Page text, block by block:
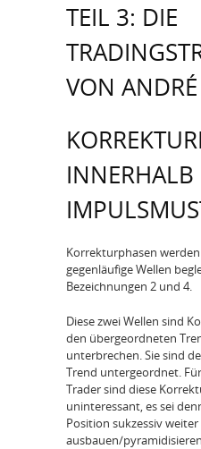
TEIL 3: DIE
VON ANDRÉ
INNERHALB
Korrekturphasen
gegenläufige Wellen
Bezeichnungen 2 und 4.
Diese zwei Wellen sind
den übergeordneten
unterbrechen. Sie sind
Trend untergeordnet.
Trader sind diese
uninteressant, es sei
Position sukzessiv weiter
ausbauen/pyramidisieren.